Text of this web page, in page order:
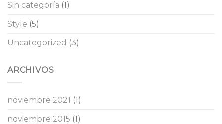
Sin categoría (1)
Style (5)
Uncategorized (3)
ARCHIVOS
noviembre 2021 (1)
noviembre 2015 (1)